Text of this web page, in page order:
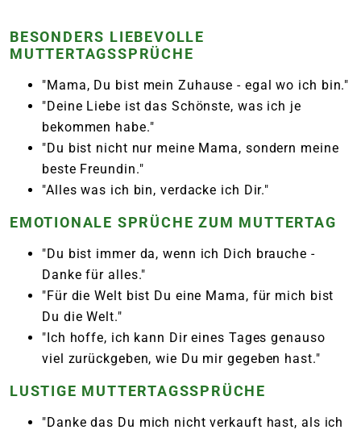
BESONDERS LIEBEVOLLE
MUTTERTAGSSPRÜCHE
"Mama, Du bist mein Zuhause - egal wo ich bin."
"Deine Liebe ist das Schönste, was ich je
bekommen habe."
"Du bist nicht nur meine Mama, sondern meine
beste Freundin."
"Alles was ich bin, verdacke ich Dir."
EMOTIONALE SPRÜCHE ZUM MUTTERTAG
"Du bist immer da, wenn ich Dich brauche -
Danke für alles."
"Für die Welt bist Du eine Mama, für mich bist
Du die Welt."
"Ich hoffe, ich kann Dir eines Tages genauso
viel zurückgeben, wie Du mir gegeben hast."
LUSTIGE MUTTERTAGSSPRÜCHE
"Danke das Du mich nicht verkauft hast, als ich